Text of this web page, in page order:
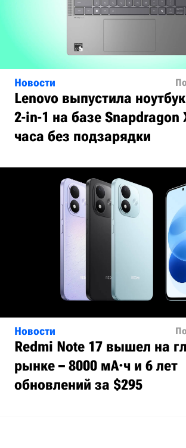
Новости
Lenovo выпустила
2-in-1 на базе Snapdragon
часа без подзарядки
Новости
Redmi Note 17 вышел на
рынке – 8000 мА·ч и 6 лет
обновлений за $295